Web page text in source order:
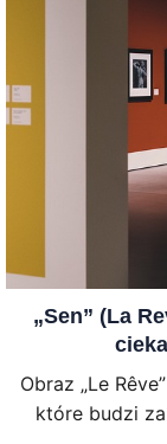
„Sen” (La
Obraz „Le
które budzi